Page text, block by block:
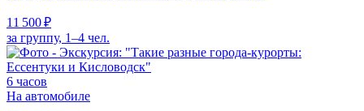
11 500 ₽
за группу, 1–4 чел.
6 часов
На автомобиле